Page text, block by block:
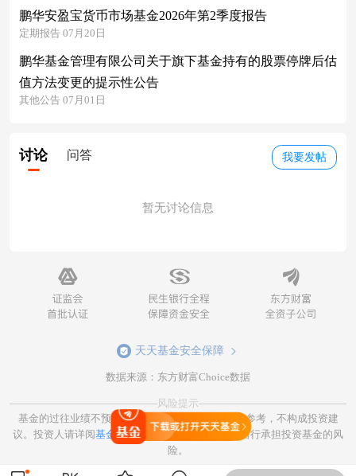
鹏华安盈宝货币市场基金2026年第2季度报告
定期报告 07月20日
鹏华基金管理有限公司关于旗下基金持有的股票停牌后估
值方法变更的提示性公告
其他公告 07月01日
我要发帖
讨论 问答
暂无讨论信息
天天基金安全保障
数据来源：东方财富Choice数据
风险提示
基金的过往业绩不预示其未来表现，相关数据仅供参考，不构成投资建
议。投资人请详阅基金合同和基金招募说明书。并自行承担投资基金的风
险。
打开天天基金